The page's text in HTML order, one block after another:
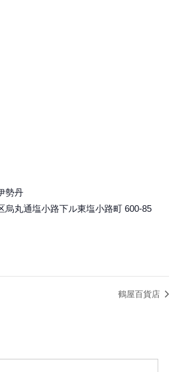
勢丹
烏丸通塩小路下ル東塩小路町 600-85
鶴屋百貨店